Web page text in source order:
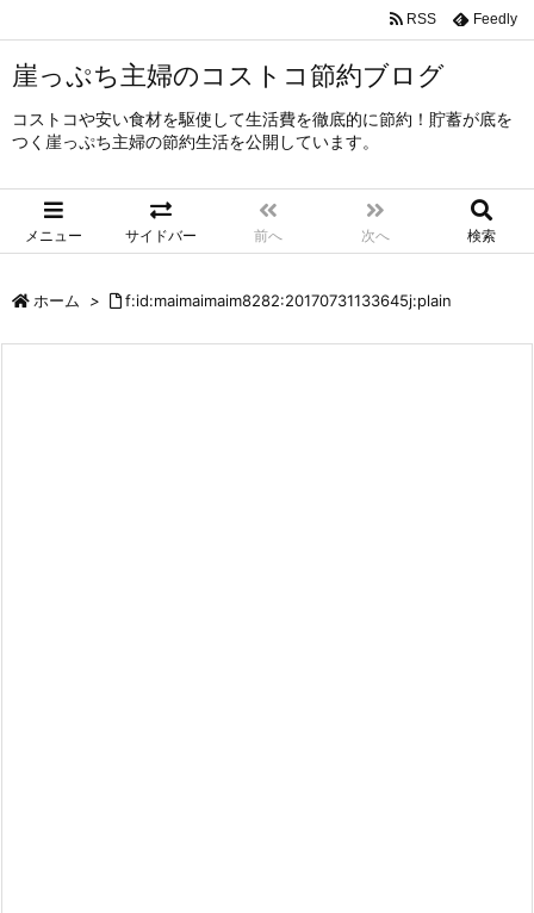
崖っぷち主婦のコストコ節約ブログ
コストコや安い食材を駆使して生活費を徹底的に節約！貯蓄が底を
つく崖っぷち主婦の節約生活を公開しています。
メニュー サイドバー 前へ 次へ 検索
RSS Feedly
ホーム > f:id:maimaimaim8282:20170731133645j:plain